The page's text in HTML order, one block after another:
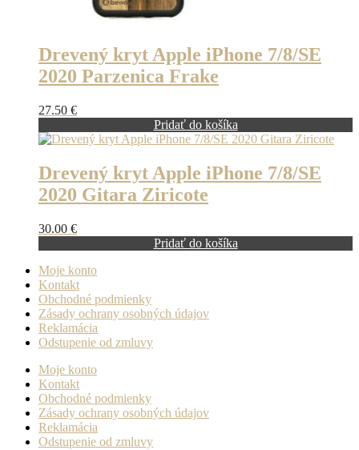
Drevený kryt Apple iPhone 7/8/SE
2020 Parzenica Frake
27.50 €
Pridať do košíka
Drevený kryt Apple iPhone 7/8/SE
2020 Gitara Ziricote
30.00 €
Pridať do košíka
Moje konto
Kontakt
Obchodné podmienky
Zásady ochrany osobných údajov
Reklamácia
Odstupenie od zmluvy
Moje konto
Kontakt
Obchodné podmienky
Zásady ochrany osobných údajov
Reklamácia
Odstupenie od zmluvy